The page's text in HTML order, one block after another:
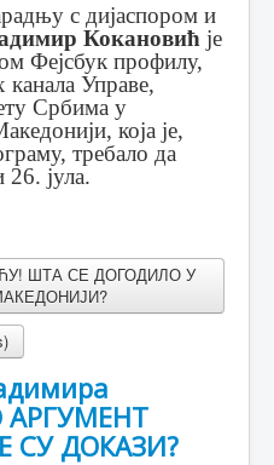
с дијаспором и
Кокановић је
Фејсбук профилу,
Управе,
Србима у
која је,
требало да
26. јула.
ШТА СЕ ДОГОДИЛО У
АРГУМЕНТ
СУ ДОКАЗИ?